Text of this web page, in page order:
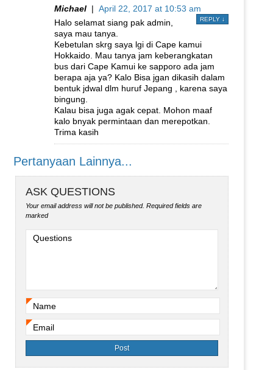
Michael | April 22, 2017 at 10:53 am
REPLY ↓
Halo selamat siang pak admin,
saya mau tanya.
Kebetulan skrg saya lgi di Cape kamui
Hokkaido. Mau tanya jam keberangkatan
bus dari Cape Kamui ke sapporo ada jam
berapa aja ya? Kalo Bisa jgan dikasih dalam
bentuk jdwal dlm huruf Jepang , karena saya
bingung.
Kalau bisa juga agak cepat. Mohon maaf
kalo bnyak permintaan dan merepotkan.
Trima kasih
Pertanyaan Lainnya...
ASK QUESTIONS
Your email address will not be published. Required fields are
marked
Questions
Name
Email